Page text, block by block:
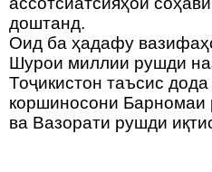
доштанд.
Оид ба ҳадафу
Шурои миллии рушди
Тоҷикистон таъсис
коршиносони
ва Вазорати рушди